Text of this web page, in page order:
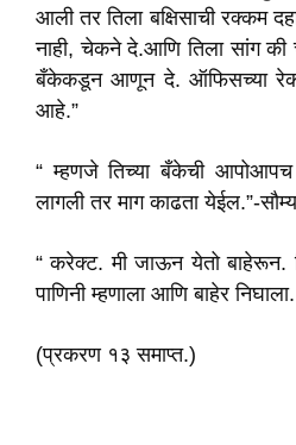
आली तर तिला बक्षिसाची रक्कम
नाही, चेकने दे.आणि तिला सांग
बँकेकडून आणून दे. ऑफिसच्या
आहे.”
“ म्हणजे तिच्या बँकेची
लागली तर माग काढता येईल.”-
“ करेक्ट. मी जाऊन येतो बाहेरून.
पाणिनी म्हणाला आणि बाहेर निघाला.
(प्रकरण १३ समाप्त.)